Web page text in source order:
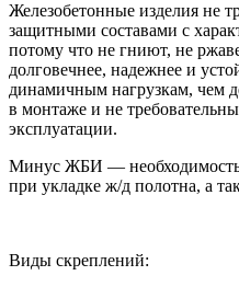
Железобетонные изделия не
защитными составами с
потому что не гниют, не
долговечнее, надежнее и
динамичным нагрузкам, чем
в монтаже и не
эксплуатации.
Минус ЖБИ — необходимость
при укладке ж/д полотна, а
Виды скреплений: